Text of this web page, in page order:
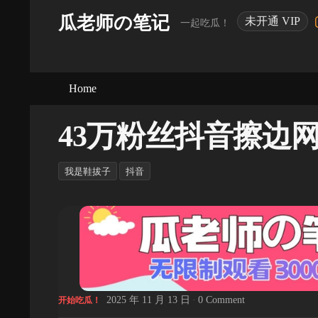
瓜老师の笔记 未开通 VIP
一起吃瓜！
Home
43万粉丝抖音擦边
我是鞋拔子 抖音
开始吃瓜！ 2025 年 11 月 13 日 · 0 Comment